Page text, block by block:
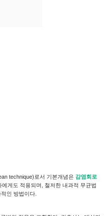
technique)로서 기본개념은 감염회로
게도 적용되며, 철저한 내과적 무균법
인 방법이다.